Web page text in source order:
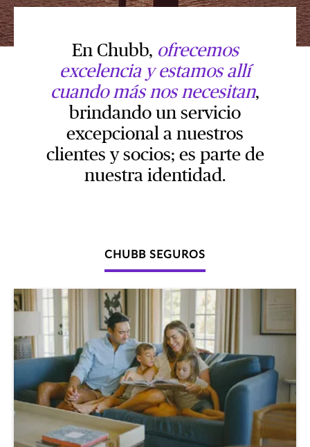
En Chubb, ofrecemos
excelencia y estamos allí
cuando más nos necesitan,
brindando un servicio
excepcional a nuestros
clientes y socios; es parte de
nuestra identidad.
CHUBB SEGUROS